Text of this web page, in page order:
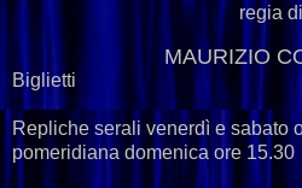
regia di
MAURIZIO
Biglietti
Repliche serali venerdì e sabato
pomeridiana domenica ore 15.30